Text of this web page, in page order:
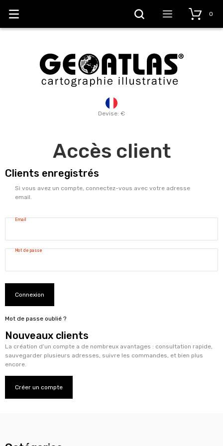
Devise: €
0
Accès client
Clients enregistrés
Si vous avez un compte, connectez-vous avec votre adresse
email.
Email
Mot de passe
Connexion
Mot de passe oublié ?
Nouveaux clients
La création d’un compte a de nombreux avantages : consultation rapide,
sauvegarder plusieurs adresses, suivre les commandes, et bien plus
encore.
Créer un compte